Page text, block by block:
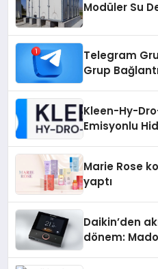
Modüler Su
Telegram
Grup
Kleen-Hy-
Emisyonlu
Marie Rose
yaptı
Daikin’den
dönem: